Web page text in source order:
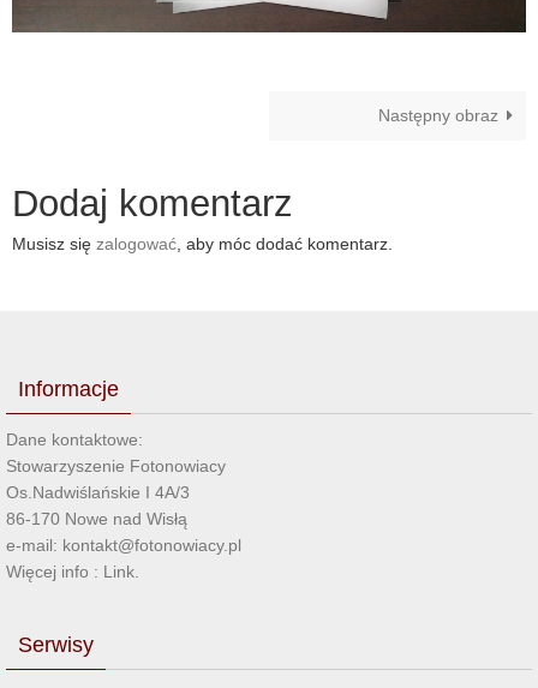
Następny obraz
Dodaj komentarz
Musisz się zalogować, aby móc dodać komentarz.
Informacje
Dane kontaktowe:
Stowarzyszenie Fotonowiacy
Os.Nadwiślańskie I 4A/3
86-170 Nowe nad Wisłą
e-mail: kontakt@fotonowiacy.pl
Więcej info : Link.
Serwisy